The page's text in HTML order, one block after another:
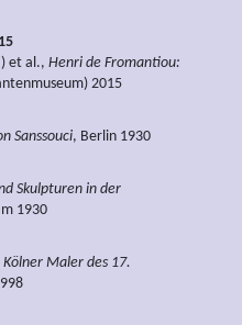
et al., Henri de Fromantiou:
2015
Sanssouci, Berlin 1930
Skulpturen in der
1930
Kölner Maler des 17.